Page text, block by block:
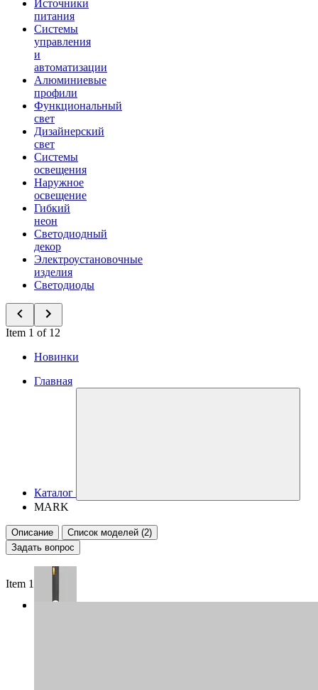
Источники
питания
Системы
управления
и
автоматизации
Алюминиевые
профили
Функциональный
свет
Дизайнерский
свет
Системы
освещения
Наружное
освещение
Гибкий
неон
Светодиодный
декор
Электроустановочные
изделия
Светодиоды
Item 1 of 12
Новинки
Главная
Каталог
MARK
Описание
Список моделей (2)
Задать вопрос
Item 1 of 2